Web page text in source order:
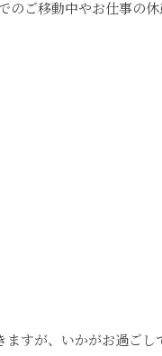
のご移動中やお仕事の
すが、いかがお過ごし